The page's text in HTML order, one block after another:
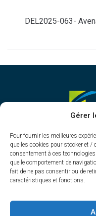
Gérer
Pour fournir les meilleures
que les cookies pour stocker et /
consentement à ces
que le comportement de
fait de ne pas consentir ou de
caractéristiques et fonctions.
DEL2025-063-
1 Rue
05 49 64 70 13
Contacter la
Du